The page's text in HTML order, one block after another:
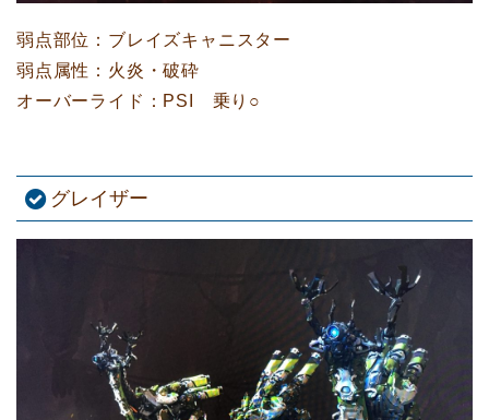
弱点部位：ブレイズキャニスター
弱点属性：火炎・破砕
オーバーライド：PSI 乗り○
グレイザー